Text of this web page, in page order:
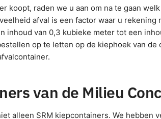
koopt, raden we u aan om na te gaan
afval is een factor waar u rekening
inhoud van 0,3 kubieke meter tot een
op te letten op de kiephoek van de
van de Milieu
alleen SRM kiepcontainers. We hebben